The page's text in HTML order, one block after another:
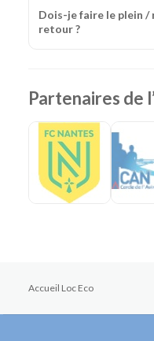
Dois-je faire le plein /
retour ?
Partenaires de
Accueil Loc Eco